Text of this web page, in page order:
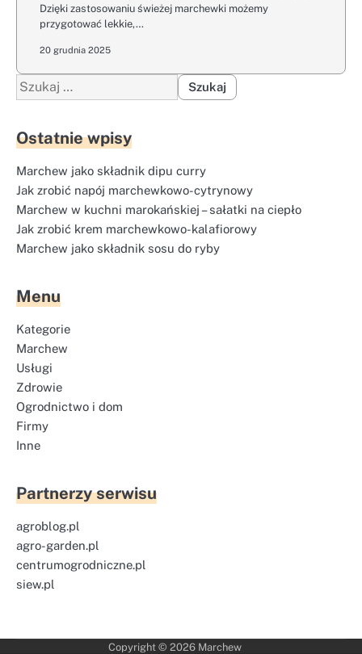
Dzięki zastosowaniu świeżej marchewki możemy
przygotować lekkie,…
20 grudnia 2025
Szukaj:
Ostatnie wpisy
Marchew jako składnik dipu curry
Jak zrobić napój marchewkowo-cytrynowy
Marchew w kuchni marokańskiej – sałatki na ciepło
Jak zrobić krem marchewkowo-kalafiorowy
Marchew jako składnik sosu do ryby
Menu
Kategorie
Marchew
Usługi
Zdrowie
Ogrodnictwo i dom
Firmy
Inne
Partnerzy serwisu
agroblog.pl
agro-garden.pl
centrumogrodniczne.pl
siew.pl
Copyright © 2026 Marchew